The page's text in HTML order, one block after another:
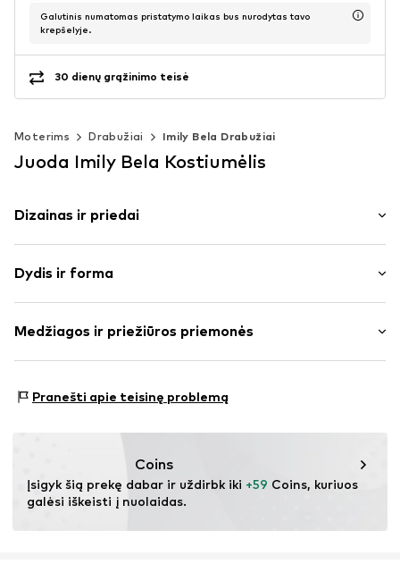
Galutinis numatomas pristatymo laikas bus nurodytas tavo
krepšelyje.
30 dienų grąžinimo teisė
Moterims Drabužiai Imily Bela Drabužiai
Juoda Imily Bela Kostiumėlis
Dizainas ir priedai
Megzti drabužiai
Neatlenkiama apykaklė
Apvadas / megzta apykaklė
Struktūruota tekstūra
Dydis ir forma
Ilgis: trumpas/mini
Pritaikomumas: Įprastas prigludimas
Medžiagos ir priežiūros priemonės
10% Poliamidas – PA
Pranešti apie teisinę problemą
Coins
Įsigyk šią prekę dabar ir uždirbk iki +59 Coins, kuriuos
galėsi iškeisti į nuolaidas.